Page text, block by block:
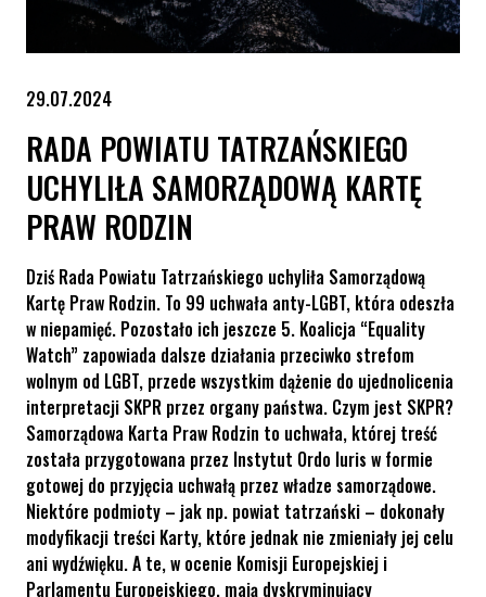
29.07.2024
RADA POWIATU TATRZAŃSKIEGO
UCHYLIŁA SAMORZĄDOWĄ KARTĘ
PRAW RODZIN
Dziś Rada Powiatu Tatrzańskiego uchyliła Samorządową
Kartę Praw Rodzin. To 99 uchwała anty-LGBT, która odeszła
w niepamięć. Pozostało ich jeszcze 5. Koalicja “Equality
Watch” zapowiada dalsze działania przeciwko strefom
wolnym od LGBT, przede wszystkim dążenie do ujednolicenia
interpretacji SKPR przez organy państwa. Czym jest SKPR?
Samorządowa Karta Praw Rodzin to uchwała, której treść
została przygotowana przez Instytut Ordo Iuris w formie
gotowej do przyjęcia uchwałą przez władze samorządowe.
Niektóre podmioty – jak np. powiat tatrzański – dokonały
modyfikacji treści Karty, które jednak nie zmieniały jej celu
ani wydźwięku. A te, w ocenie Komisji Europejskiej i
Parlamentu Europejskiego, mają dyskryminujący